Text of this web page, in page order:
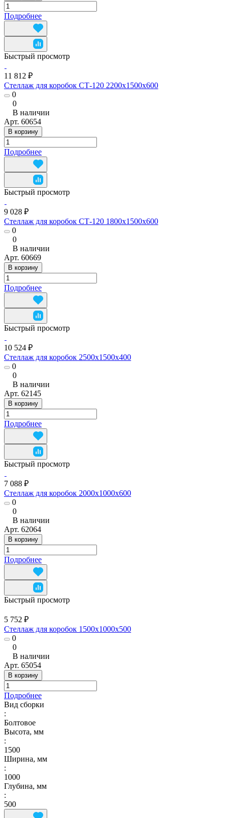
Подробнее
Быстрый просмотр
11 812 ₽
Стеллаж для коробок СТ-120 2200x1500x600
0
0
В наличии
Арт. 60654
В корзину
Подробнее
Быстрый просмотр
9 028 ₽
Стеллаж для коробок СТ-120 1800x1500x600
0
0
В наличии
Арт. 60669
В корзину
Подробнее
Быстрый просмотр
10 524 ₽
Стеллаж для коробок 2500х1500х400
0
0
В наличии
Арт. 62145
В корзину
Подробнее
Быстрый просмотр
7 088 ₽
Стеллаж для коробок 2000х1000х600
0
0
В наличии
Арт. 62064
В корзину
Подробнее
Быстрый просмотр
5 752 ₽
Стеллаж для коробок 1500х1000х500
0
0
В наличии
Арт. 65054
В корзину
Подробнее
Вид сборки
:
Болтовое
Высота, мм
:
1500
Ширина, мм
:
1000
Глубина, мм
:
500